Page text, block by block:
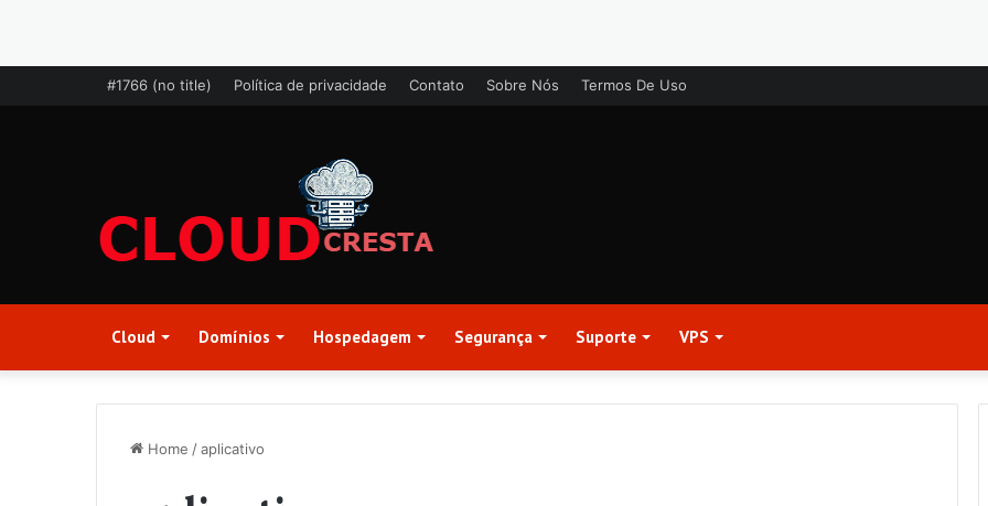
#1766 (no title) Política de privacidade Contato Sobre Nós Termos De Uso
Cloud Domínios Hospedagem Segurança Suporte VPS
Home /aplicativo